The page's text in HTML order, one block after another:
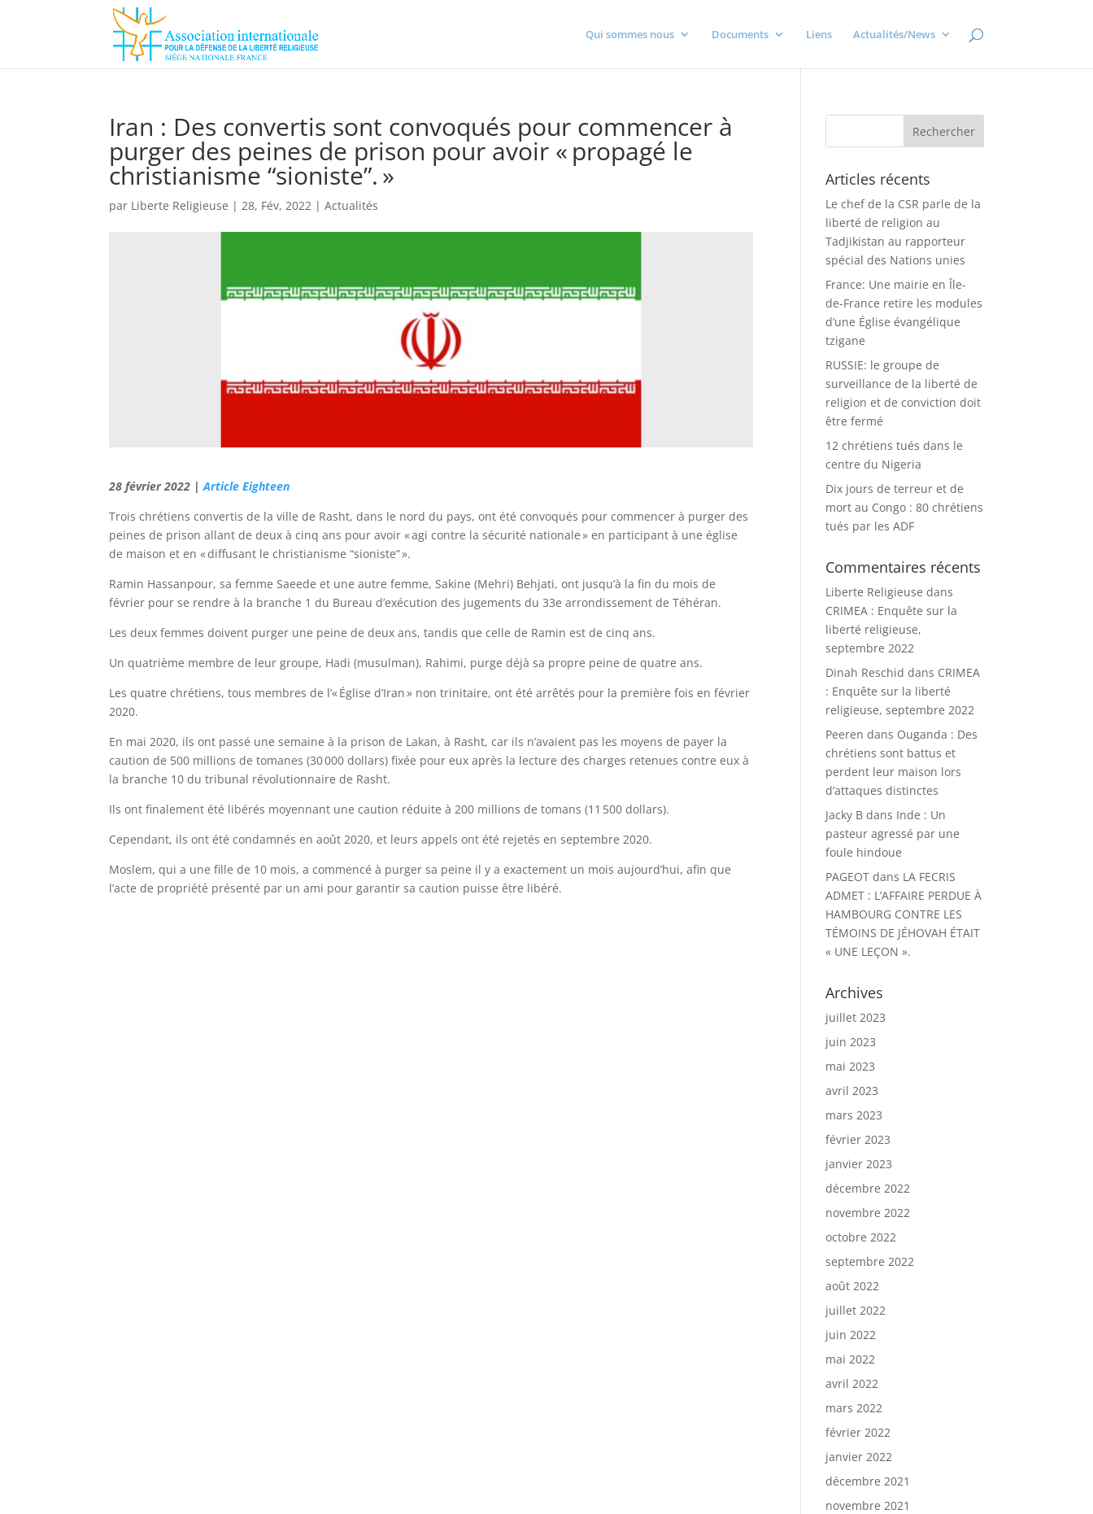
Qui sommes nous Documents Liens Actualités/News
Iran : Des convertis sont convoqués pour commencer à
purger des peines de prison pour avoir « propagé le
christianisme “sioniste”. »
par Liberte Religieuse |28, Fév, 2022 |Actualités
28 février 2022 |Article Eighteen
Trois chrétiens convertis de la ville de Rasht, dans le nord du pays, ont été convoqués pour commencer à purger des
peines de prison allant de deux à cinq ans pour avoir « agi contre la sécurité nationale » en participant à une église
de maison et en « diffusant le christianisme “sioniste” ».
Ramin Hassanpour, sa femme Saeede et une autre femme, Sakine (Mehri) Behjati, ont jusqu’à la fin du mois de
février pour se rendre à la branche 1 du Bureau d’exécution des jugements du 33e arrondissement de Téhéran.
Les deux femmes doivent purger une peine de deux ans, tandis que celle de Ramin est de cinq ans.
Un quatrième membre de leur groupe, Hadi (musulman), Rahimi, purge déjà sa propre peine de quatre ans.
Les quatre chrétiens, tous membres de l’« Église d’Iran » non trinitaire, ont été arrêtés pour la première fois en février
2020.
En mai 2020, ils ont passé une semaine à la prison de Lakan, à Rasht, car ils n’avaient pas les moyens de payer la
caution de 500 millions de tomanes (30 000 dollars) fixée pour eux après la lecture des charges retenues contre eux à
la branche 10 du tribunal révolutionnaire de Rasht.
Ils ont finalement été libérés moyennant une caution réduite à 200 millions de tomans (11 500 dollars).
Cependant, ils ont été condamnés en août 2020, et leurs appels ont été rejetés en septembre 2020.
Moslem, qui a une fille de 10 mois, a commencé à purger sa peine il y a exactement un mois aujourd’hui, afin que
l’acte de propriété présenté par un ami pour garantir sa caution puisse être libéré.
Articles récents
Le chef de la CSR parle de la
liberté de religion au
Tadjikistan au rapporteur
spécial des Nations unies
France: Une mairie en Île-
de-France retire les modules
d’une Église évangélique
tzigane
RUSSIE: le groupe de
surveillance de la liberté de
religion et de conviction doit
être fermé
12 chrétiens tués dans le
centre du Nigeria
Dix jours de terreur et de
mort au Congo : 80 chrétiens
tués par les ADF
Commentaires récents
Liberte Religieuse dans
CRIMEA : Enquête sur la
liberté religieuse,
septembre 2022
Dinah Reschid dans CRIMEA
: Enquête sur la liberté
religieuse, septembre 2022
Peeren dans Ouganda : Des
chrétiens sont battus et
perdent leur maison lors
d’attaques distinctes
Jacky B dans Inde : Un
pasteur agressé par une
foule hindoue
PAGEOT dans LA FECRIS
ADMET : L’AFFAIRE PERDUE À
HAMBOURG CONTRE LES
TÉMOINS DE JÉHOVAH ÉTAIT
« UNE LEÇON ».
Archives
juillet 2023
juin 2023
mai 2023
avril 2023
mars 2023
février 2023
janvier 2023
décembre 2022
novembre 2022
octobre 2022
septembre 2022
août 2022
juillet 2022
juin 2022
mai 2022
avril 2022
mars 2022
février 2022
janvier 2022
décembre 2021
novembre 2021